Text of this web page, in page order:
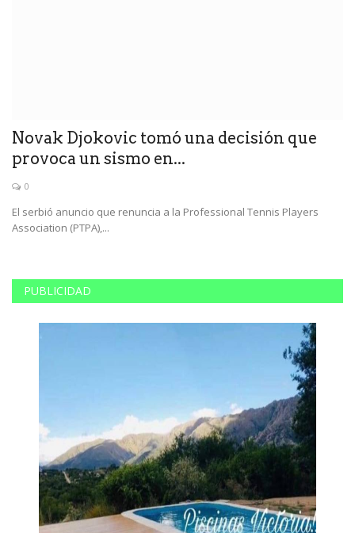
Novak Djokovic tomó una decisión que
provoca un sismo en...
0
El serbió anuncio que renuncia a la Professional Tennis Players
Association (PTPA),...
PUBLICIDAD